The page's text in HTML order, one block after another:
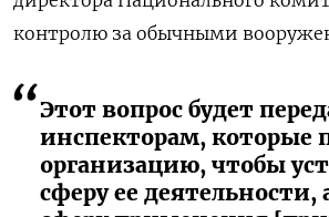
контролю за обычными
Этот вопрос будет
инспекторам, которые
организацию, чтобы
сферу ее деятельности,